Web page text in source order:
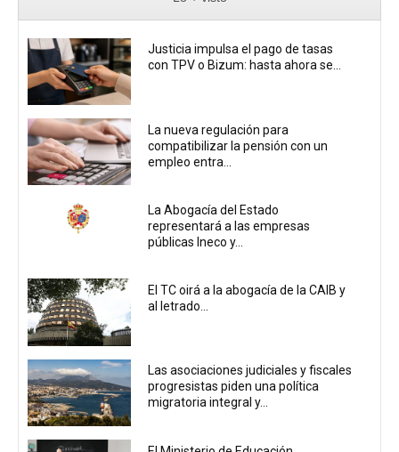
Justicia impulsa el pago de tasas
con TPV o Bizum: hasta ahora se...
La nueva regulación para
compatibilizar la pensión con un
empleo entra...
La Abogacía del Estado
representará a las empresas
públicas Ineco y...
El TC oirá a la abogacía de la CAIB y
al letrado...
Las asociaciones judiciales y fiscales
progresistas piden una política
migratoria integral y...